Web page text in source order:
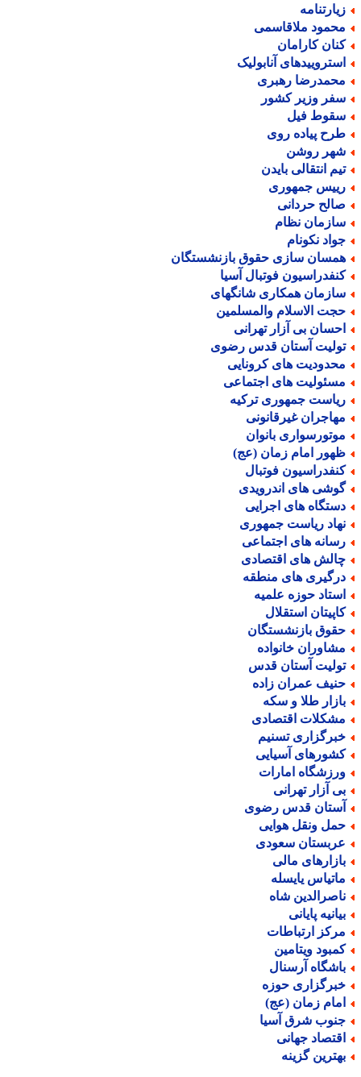
ملاقاسمی
کارامان
آنابولیک
رهبری
وزیر کشور
فیل
پیاده روی
روشن
انتقالی بایدن
جمهوری
حردانی
نظام
نکونام
سازی حقوق بازنشستگان
فوتبال آسیا
همکاری شانگهای
الاسلام والمسلمین
بی آزار تهرانی
آستان قدس رضوی
های کرونایی
های اجتماعی
جمهوری ترکیه
غیرقانونی
بانوان
امام زمان (عج)
فوتبال
های اندرویدی
های اجرایی
ریاست جمهوری
های اجتماعی
های اقتصادی
های منطقه
حوزه علمیه
استقلال
بازنشستگان
خانواده
آستان قدس
عمران زاده
طلا و سکه
اقتصادی
تسنیم
آسیایی
امارات
آزار تهرانی
قدس رضوی
ونقل هوایی
سعودی
مالی
یایسله
شاه
پایانی
ارتباطات
ویتامین
آرسنال
حوزه
زمان (عج)
شرق آسیا
جهانی
گزینه